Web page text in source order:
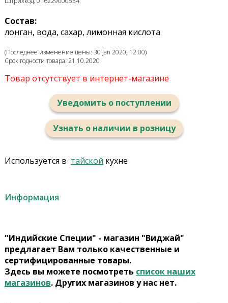
Состав:
лонган, вода, сахар, лимонная кислота
(Последнее изменение цены: 30 Jan 2020, 12:00)
Срок годности товара: 21.10.2020
Товар отсутствует в интернет-магазине
Уведомить о поступлении
Узнать о наличии в розницу
Используется в тайской кухне
Информация
"Индийские Специи" - магазин "Виджай"
предлагает Вам только качественные и
сертифицированные товары.
Здесь вы можете посмотреть список наших
магазинов. Других магазинов у нас нет.